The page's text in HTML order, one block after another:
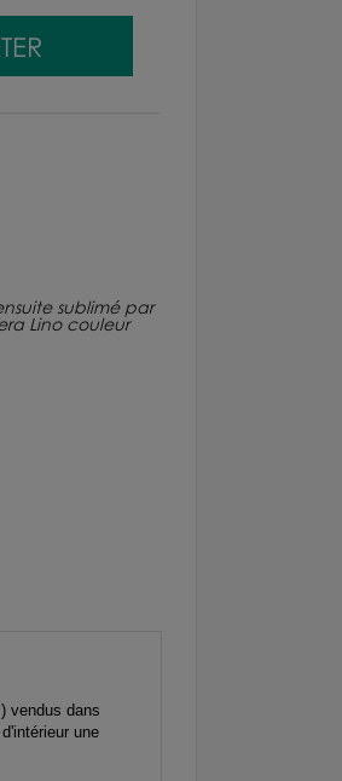
sublimé par
Lino couleur
vendus dans
une